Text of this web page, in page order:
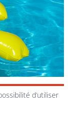
d’utiliser